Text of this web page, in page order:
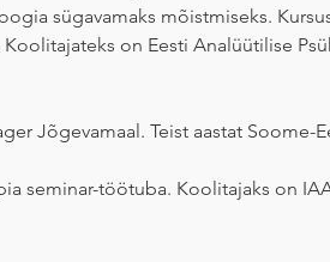
sügavamaks mõistmiseks.
on Eesti Analüütilise
Jõgevamaal. Teist aastat
seminar-töötuba. Koolitajaks on